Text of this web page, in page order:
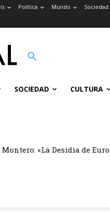
Política Mundo Sociedad
SOCIEDAD CULTURA
«La Desidia de